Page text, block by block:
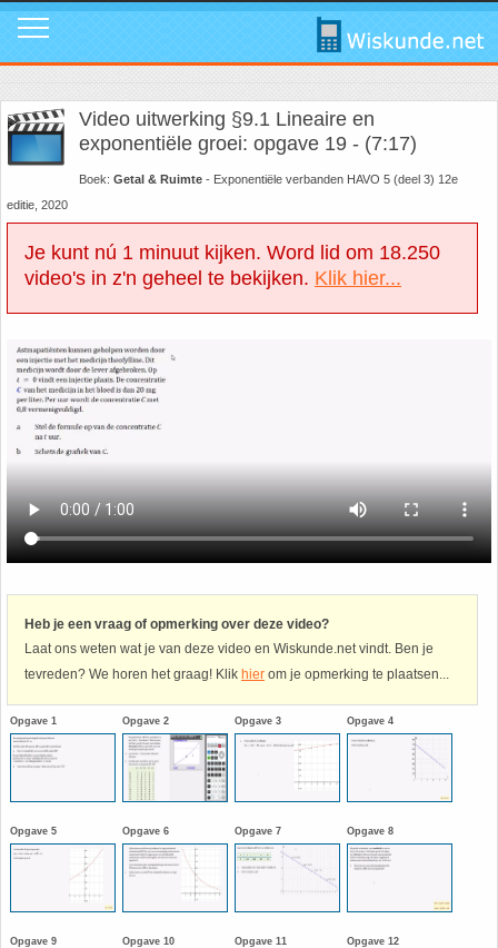
Video uitwerking §9.1 Lineaire en
exponentiële groei: opgave 19 - (7:17)
Boek: Getal & Ruimte - Exponentiële verbanden HAVO 5 (deel 3) 12e
editie, 2020
Je kunt nú 1 minuut kijken. Word lid om 18.250
video's in z'n geheel te bekijken. Klik hier...
Heb je een vraag of opmerking over deze video?
Laat ons weten wat je van deze video en Wiskunde.net vindt. Ben je
tevreden? We horen het graag! Klik hier om je opmerking te plaatsen...
Opgave 1 Opgave 2 Opgave 3 Opgave 4
Opgave 5 Opgave 6 Opgave 7 Opgave 8
Opgave 9 Opgave 10 Opgave 11 Opgave 12
Mavo
Mavo4: Hoofdstuk 1: Statistiek en kans
Mavo4: Hoofdstuk 3: Afstanden en hoeken
Mavo4: Hoofdstuk 4: Grafieken en vergelijkingen
Mavo4: Hoofdstuk 5: Rekenen, meten en schatten
Mavo4: Hoofdstuk 6: Vlakke figuren
Mavo4: Hoofdstuk 7: Verbanden
Mavo4: Hoofdstuk 8: Ruimtemeetkunde
Havo
HAVO 4A - Hoofdstuk 5 - Lineaire verbanden
HAVO 4B - Hoofdstuk 4 - Werken met formules
HAVO 4B - Hoofdstuk 5 - Machten, exponenten
en logaritmen
HAVO 4B - Hoofdstuk 6 - De afgeleide functie
HAVO 5B - Hoofdstuk 7 - Lijnen en cirkels
HAVO 5B - Hoofdstuk 8 - Goniometrie
Calculators
Geogebra
WolframAlpha
1. ABC Formule
2. Cosinusregel
3. De Gulden Snede
4. De normale verdeling
5. Differentiëren - Afgeleide functie
6. Driehoek van Pascal
7. Fibonacci
8. Het getal nul
9. Het getal van Euler
10. Inhoud bol
11. Inhoud cilinder
12. Inhoud kegel
13. Inhoud piramide
15. Lijn door 2 gegeven punten
16. Logaritmen
In de media
Instagram
Tik Tok
Facebook
LinkedIn
Youtube
Mail ons
Promo video
Download poster
Review ons
Privacy
Toppers
Over deze site
Promotie
Instagram
Tik Tok
Facebook
LinkedIn
Youtube